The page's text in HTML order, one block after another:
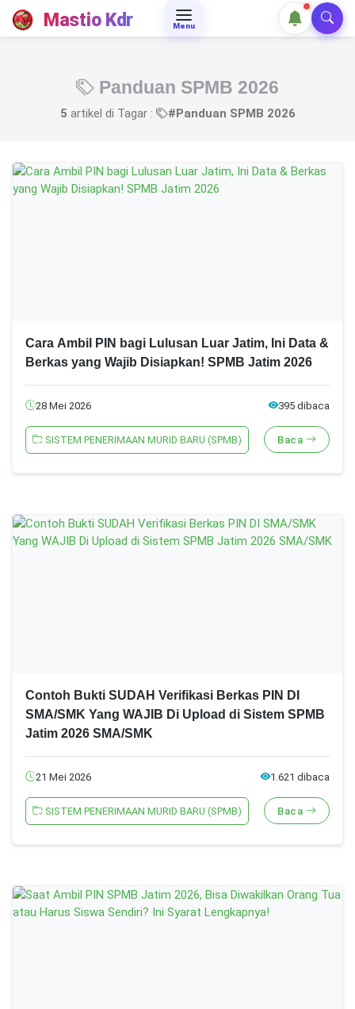
Mastio Kdr Menu
Panduan SPMB 2026
5 artikel di Tagar : #Panduan SPMB 2026
Cara Ambil PIN bagi Lulusan Luar Jatim, Ini Data &
Berkas yang Wajib Disiapkan! SPMB Jatim 2026
28 Mei 2026 395 dibaca
SISTEM PENERIMAAN MURID BARU (SPMB) Baca
Contoh Bukti SUDAH Verifikasi Berkas PIN DI
SMA/SMK Yang WAJIB Di Upload di Sistem SPMB
Jatim 2026 SMA/SMK
21 Mei 2026 1.621 dibaca
SISTEM PENERIMAAN MURID BARU (SPMB) Baca